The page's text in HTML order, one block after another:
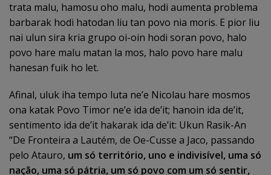
trata malu, hamosu oho malu, hodi aumenta problema
barbarak hodi hatodan liu tan povo nia moris. E pior liu
nai ulun sira kria grupo oi-oin hodi soran povo, halo
povo hare malu matan la mos, halo povo hare malu
hanesan fuik ho let.
Afinal, uluk iha tempo luta ne’e Nicolau hare mosmos
ona katak Povo Timor ne’e ida de’it; hanoin ida de’it,
sentimento ida de’it hakarak ida de’it: Ukun Rasik-An
“De Fronteira a Lautém, de Oe-Cusse a Jaco, passando
pelo Atauro, um só território, uno e indivisível, uma só
nação, uma só pátria, um só povo com um só sentir,